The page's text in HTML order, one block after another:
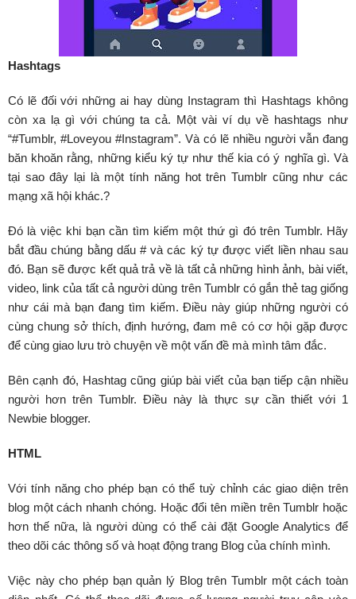
Hashtags
Có lẽ đối với những ai hay dùng Instagram thì Hashtags không
còn xa lạ gì với chúng ta cả. Một vài ví dụ về hashtags như
“#Tumblr, #Loveyou #Instagram”. Và có lẽ nhiều người vẫn đang
băn khoăn rằng, những kiểu ký tự như thế kia có ý nghĩa gì. Và
tại sao đây lại là một tính năng hot trên Tumblr cũng như các
mạng xã hội khác.?
Đó là việc khi bạn cần tìm kiếm một thứ gì đó trên Tumblr. Hãy
bắt đầu chúng bằng dấu # và các ký tự được viết liền nhau sau
đó. Bạn sẽ được kết quả trả về là tất cả những hình ảnh, bài viết,
video, link của tất cả người dùng trên Tumblr có gắn thẻ tag giống
như cái mà bạn đang tìm kiếm. Điều này giúp những người có
cùng chung sở thích, định hướng, đam mê có cơ hội gặp được
để cùng giao lưu trò chuyện về một vấn đề mà mình tâm đắc.
Bên cạnh đó, Hashtag cũng giúp bài viết của bạn tiếp cận nhiều
người hơn trên Tumblr. Điều này là thực sự cần thiết với 1
Newbie blogger.
HTML
Với tính năng cho phép bạn có thể tuỳ chỉnh các giao diện trên
blog một cách nhanh chóng. Hoặc đổi tên miền trên Tumblr hoặc
hơn thế nữa, là người dùng có thể cài đặt Google Analytics để
theo dõi các thông số và hoạt động trang Blog của chính mình.
Việc này cho phép bạn quản lý Blog trên Tumblr một cách toàn